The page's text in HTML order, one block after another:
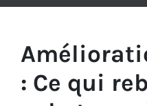
: Ce qui